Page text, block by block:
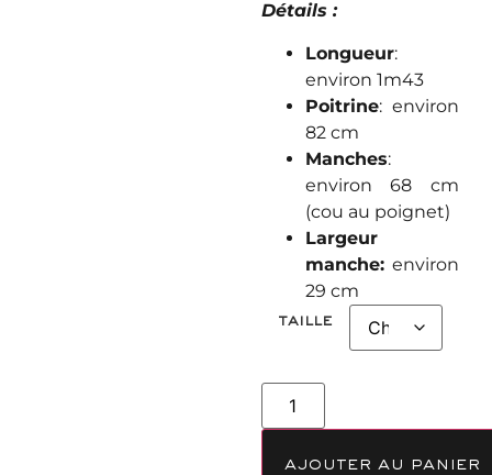
Détails :
Longueur:
environ 1m43
Poitrine: environ
82 cm
Manches:
environ 68 cm
(cou au poignet)
Largeur
manche:environ
29 cm
taille
ajouter au panier